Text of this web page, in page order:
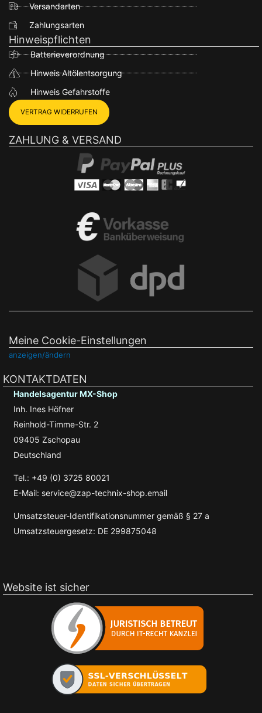
Versandarten
Zahlungsarten
Hinweispflichten
Batterieverordnung
Hinweis Altölentsorgung
Hinweis Gefahrstoffe
VERTRAG WIDERRUFEN
ZAHLUNG & VERSAND
Meine Cookie-Einstellungen
anzeigen/ändern
KONTAKTDATEN
Handelsagentur MX-Shop
Inh. Ines Höfner
Reinhold-Timme-Str. 2
09405 Zschopau
Deutschland
Tel.: +49 (0) 3725 80021
E-Mail: service@zap-technix-shop.email
Umsatzsteuer-Identifikationsnummer gemäß § 27 a
Umsatzsteuergesetz: DE 299875048
Website ist sicher